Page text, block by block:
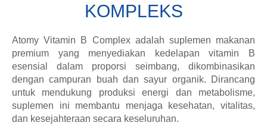
KOMPLEKS
Atomy Vitamin B Complex adalah suplemen makanan
premium yang menyediakan kedelapan vitamin B
esensial dalam proporsi seimbang, dikombinasikan
dengan campuran buah dan sayur organik. Dirancang
untuk mendukung produksi energi dan metabolisme,
suplemen ini membantu menjaga kesehatan, vitalitas,
dan kesejahteraan secara keseluruhan.